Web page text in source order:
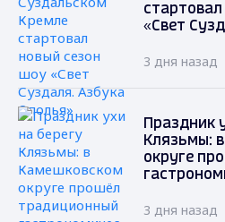
«Свет
3 дня назад
Праздник
Клязьмы:
округе
3 дня назад